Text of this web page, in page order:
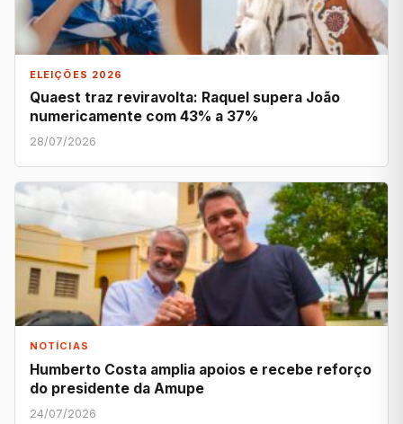
ELEIÇÕES 2026
Quaest traz reviravolta: Raquel supera João
numericamente com 43% a 37%
28/07/2026
NOTÍCIAS
Humberto Costa amplia apoios e recebe reforço
do presidente da Amupe
24/07/2026